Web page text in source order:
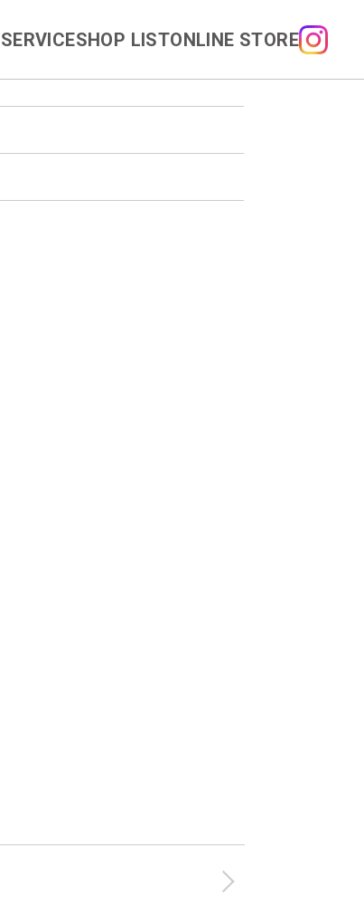
SERVICESHOP LISTONLINE STORE